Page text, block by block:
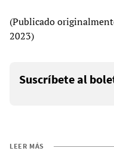
(Publicado
2023)
Suscríbete al
LEER MÁS